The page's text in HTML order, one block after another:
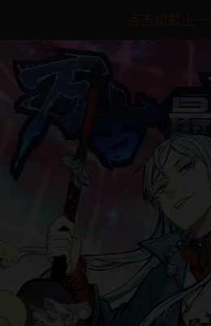
点击加载上